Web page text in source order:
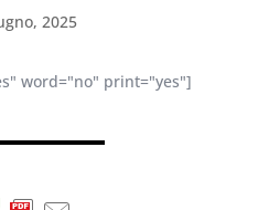
2025
word="no" print="yes"]